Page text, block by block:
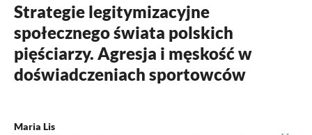
Przegląd Socjologii Jakościowej
Strategie legitymizacyjne
społecznego świata polskich
pięściarzy. Agresja i męskość w
doświadczeniach sportowców
Maria Lis